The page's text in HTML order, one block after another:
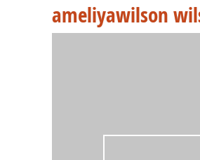
ameliyawilson